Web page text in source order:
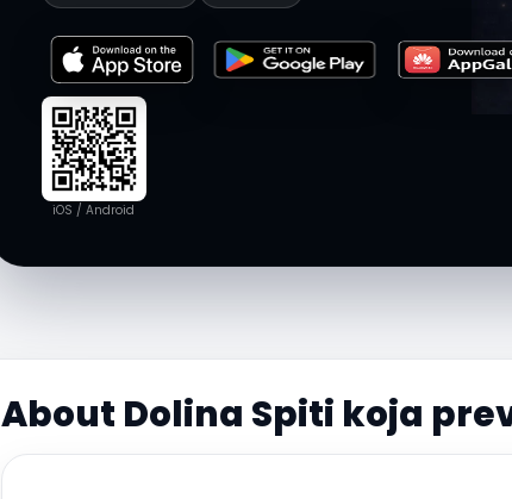
iOS / Android
About Dolina Spiti koja